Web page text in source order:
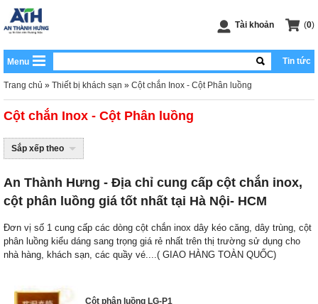
(0)
Tài khoản
Menu Tin tức
Trang chủ » Thiết bị khách sạn » Cột chắn Inox - Cột Phân luồng
Cột chắn Inox - Cột Phân luồng
Sắp xếp theo
An Thành Hưng - Địa chỉ cung cấp cột chắn inox,
cột phân luồng giá tốt nhất tại Hà Nội- HCM
Đơn vị số 1 cung cấp các dòng cột chắn inox dây kéo căng, dây trùng, cột
phân luồng kiểu dáng sang trọng giá rẻ nhất trên thị trường sử dụng cho
nhà hàng, khách sạn, các quầy vé....( GIAO HÀNG TOÀN QUỐC)
Cột phân luồng LG-P1